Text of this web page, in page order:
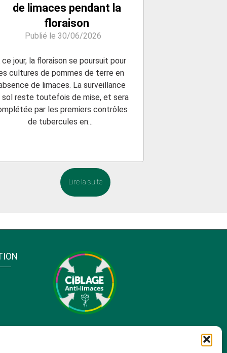
de limaces pendant la
floraison
Publié le 30/06/2026
ce jour, la floraison se poursuit pour
cultures de pommes de terre en
de limaces. La surveillance
sol reste toutefois de mise, et sera
par les premiers contrôles
de tubercules en...
Lire la suite